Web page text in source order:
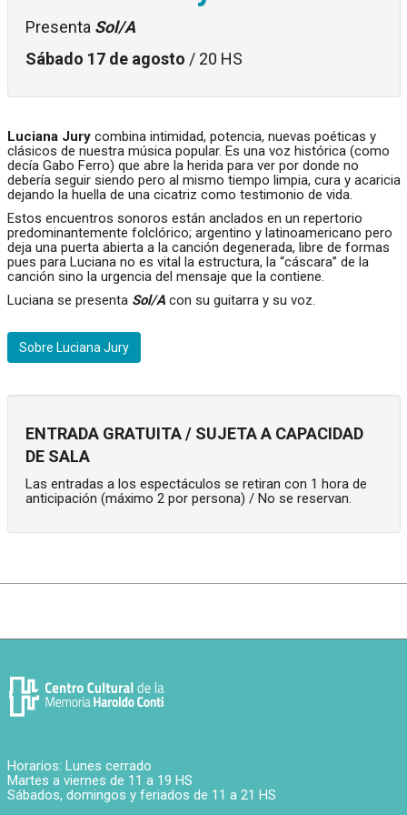
Presenta Sol/A
Sábado 17 de agosto / 20 HS
Luciana Jury combina intimidad, potencia, nuevas poéticas y
clásicos de nuestra música popular. Es una voz histórica (como
decía Gabo Ferro) que abre la herida para ver por donde no
debería seguir siendo pero al mismo tiempo limpia, cura y acaricia
dejando la huella de una cicatriz como testimonio de vida.
Estos encuentros sonoros están anclados en un repertorio
predominantemente folclórico; argentino y latinoamericano pero
deja una puerta abierta a la canción degenerada, libre de formas
pues para Luciana no es vital la estructura, la “cáscara” de la
canción sino la urgencia del mensaje que la contiene.
Luciana se presenta Sol/A con su guitarra y su voz.
Sobre Luciana Jury
ENTRADA GRATUITA / SUJETA A CAPACIDAD
DE SALA
Las entradas a los espectáculos se retiran con 1 hora de
anticipación (máximo 2 por persona) / No se reservan.
Horarios: Lunes cerrado
Martes a viernes de 11 a 19 HS
Sábados, domingos y feriados de 11 a 21 HS